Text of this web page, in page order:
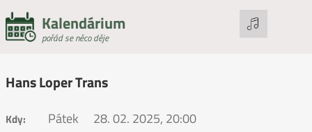
Kalendárium
pořád se něco děje
Hans Loper Trans
Kdy: Pátek 28. 02. 2025, 20:00